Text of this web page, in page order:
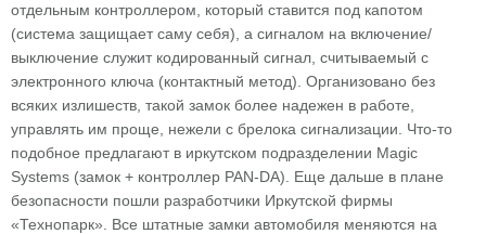
отдельным контроллером, который ставится под капотом
(система защищает саму себя), а сигналом на включение/
выключение служит кодированный сигнал, считываемый с
электронного ключа (контактный метод). Организовано без
всяких излишеств, такой замок более надежен в работе,
управлять им проще, нежели с брелока сигнализации. Что-то
подобное предлагают в иркутском подразделении Magic
Systems (замок + контроллер PAN-DA). Еще дальше в плане
безопасности пошли разработчики Иркутской фирмы
«Технопарк». Все штатные замки автомобиля меняются на